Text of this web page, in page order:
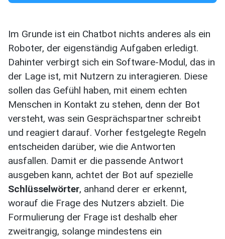
Im Grunde ist ein Chatbot nichts anderes als ein
Roboter, der eigenständig Aufgaben erledigt.
Dahinter verbirgt sich ein Software-Modul, das in
der Lage ist, mit Nutzern zu interagieren. Diese
sollen das Gefühl haben, mit einem echten
Menschen in Kontakt zu stehen, denn der Bot
versteht, was sein Gesprächspartner schreibt
und reagiert darauf. Vorher festgelegte Regeln
entscheiden darüber, wie die Antworten
ausfallen. Damit er die passende Antwort
ausgeben kann, achtet der Bot auf spezielle
Schlüsselwörter, anhand derer er erkennt,
worauf die Frage des Nutzers abzielt. Die
Formulierung der Frage ist deshalb eher
zweitrangig, solange mindestens ein